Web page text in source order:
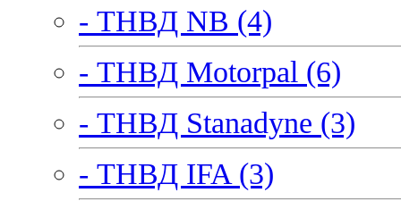
- ТНВД NB (4)
- ТНВД Motorpal (6)
- ТНВД Stanadyne (3)
- ТНВД IFA (3)